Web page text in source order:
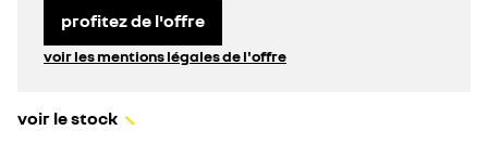
profitez de l'offre
voir les mentions légales de l'offre
voir le stock